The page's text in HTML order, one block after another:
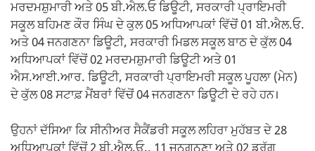
ਮਰਦਮਸ਼ੁਮਾਰੀ ਅਤੇ 05 ਬੀ.ਐਲ.ਓ ਡਿਊਟੀ, ਸਰਕਾਰੀ ਪ੍ਰਾਇਮਰੀ
ਸਕੂਲ ਬਹਿਮਣ ਕੌਰ ਸਿੰਘ ਦੇ ਕੁਲ 05 ਅਧਿਆਪਕਾਂ ਵਿੱਚੋਂ 01 ਬੀ.ਐਲ.ਓ.
ਅਤੇ 04 ਜਨਗਣਨਾ ਡਿਊਟੀ, ਸਰਕਾਰੀ ਮਿਡਲ ਸਕੂਲ ਬਾਠ ਦੇ ਕੁੱਲ 04
ਅਧਿਆਪਕਾਂ ਵਿੱਚੋਂ 02 ਮਰਦਮਸ਼ੁਮਾਰੀ ਡਿਊਟੀ ਅਤੇ 01
ਐਸ.ਆਈ.ਆਰ. ਡਿਊਟੀ, ਸਰਕਾਰੀ ਪ੍ਰਾਇਮਰੀ ਸਕੂਲ ਪੂਹਲਾ (ਮੇਨ)
ਦੇ ਕੁੱਲ 08 ਸਟਾਫ਼ ਮੈਂਬਰਾਂ ਵਿੱਚੋਂ 04 ਜਨਗਣਨਾ ਡਿਊਟੀ ਦੇ ਰਹੇ ਹਨ।
ਉਹਨਾਂ ਦੱਸਿਆ ਕਿ ਸੀਨੀਅਰ ਸੈਕੈਂਡਰੀ ਸਕੂਲ ਲਹਿਰਾ ਮੁਹੱਬਤ ਦੇ 28